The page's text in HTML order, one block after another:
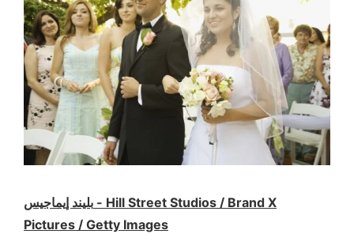
بليند إيماجيس - Hill Street Studios / Brand X
Pictures / Getty Images